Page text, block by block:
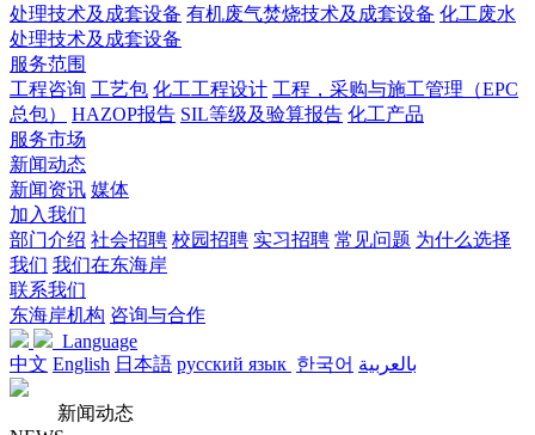
处理技术及成套设备 有机废气焚烧技术及成套设备 化工废水
处理技术及成套设备
服务范围
工程咨询 工艺包 化工工程设计 工程，采购与施工管理（EPC
总包）
HAZOP报告 SIL等级及验算报告 化工产品
服务市场
新闻动态
新闻资讯 媒体
加入我们
部门介绍 社会招聘 校园招聘 实习招聘 常见问题 为什么选择
我们 我们在东海岸
联系我们
东海岸机构 咨询与合作
Language
中文 English 日本語 русский язык 한국어 بالعربية
新闻动态